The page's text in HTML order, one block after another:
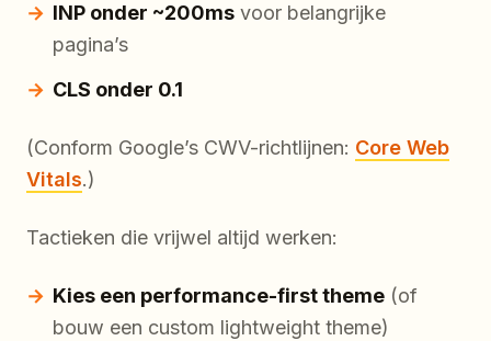
INP onder ~200ms voor belangrijke
pagina’s
CLS onder 0.1
(Conform Google’s CWV-richtlijnen: Core Web
Vitals.)
Tactieken die vrijwel altijd werken:
Kies een performance-first theme (of
bouw een custom lightweight theme)